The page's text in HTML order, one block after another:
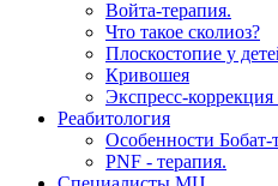
Войта-терапия.
Что такое сколиоз?
Плоскостопие у
Кривошея
Экспресс-
Реабитология
Особенности Бобат-
PNF - терапия.